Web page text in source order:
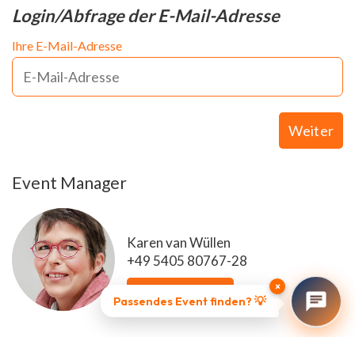
Login/Abfrage der E-Mail-Adresse
Ihre E-Mail-Adresse
Weiter
Event Manager
Karen van Wüllen
+49 5405 80767-28
×
Passendes Event finden? 💡